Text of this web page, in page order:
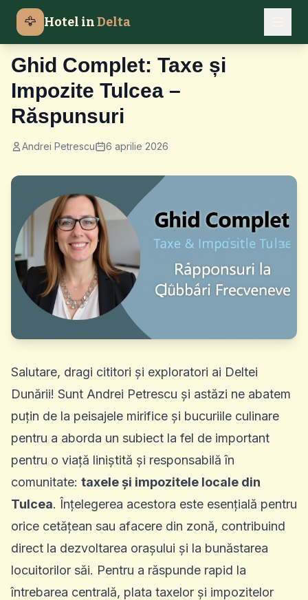
🦅 Hotel inDelta
Ghiduri Financiare
Ghid Complet: Taxe și
Impozite Tulcea –
Răspunsuri
Andrei Petrescu 6 aprilie 2026
Salutare, dragi cititori și exploratori ai Deltei
Dunării! Sunt Andrei Petrescu și astăzi ne abatem
puțin de la peisajele mirifice și bucuriile culinare
pentru a aborda un subiect la fel de important
pentru o viață liniștită și responsabilă în
comunitate: taxele și impozitele locale din
Tulcea. Înțelegerea acestora este esențială pentru
orice cetățean sau afacere din zonă, contribuind
direct la dezvoltarea orașului și la bunăstarea
locuitorilor săi. Pentru a răspunde rapid la
întrebarea centrală, plata taxelor și impozitelor